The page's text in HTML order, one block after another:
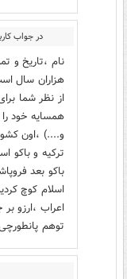
در جواب کاربر
نام ،تاریخ و
هزاران سال
از نظر شما
همسایه خود
و....) ،اون
ترکیه و باکو
باکو بعد
اسلام کوچ
اعراب ،ارزو
توهم